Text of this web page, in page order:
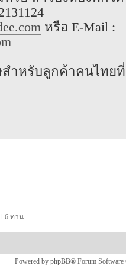
หรือ E-Mail :
ำหรับลูกค้าคนไทย
6 ท่าน
Powered by phpBB® Forum